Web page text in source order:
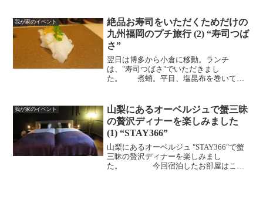
ムキムチ：真鯛、鰤、ラ・フランス と
ろろユッケ、トッカルビ...
我が家のイベント
絶品お寿司をいただくためだけの
九州福岡のプチ旅行 (2) “寿司つば
さ”
翌日は博多から小倉に移動。ランチ
は、"寿司つばさ"でいただきまし
た。 煮蛸。平目、塩昆布を巻いて。
すご鯛。くえ。ヤリイカ。 イサキ。漬
け鮪。トロ、大間の釣り鮪。 車海...
我が家のイベント
山梨にあるオーベルジュで蟹三昧
の贅沢ディナーを楽しみました
(1) “STAY366”
山梨にあるオーベルジュ "STAY366"で蟹
三昧の贅沢ディナーを楽しみまし
た。 今回宿泊したお部屋はこち